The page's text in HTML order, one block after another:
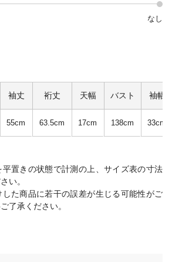
なし
袖丈 裄丈 天幅 バスト 袖幅
55cm 63.5cm 17cm 138cm 33cm
置きの状態で計測の上、サイズ表の寸法
い。
た商品に若干の誤差が生じる可能性がご
了承ください。